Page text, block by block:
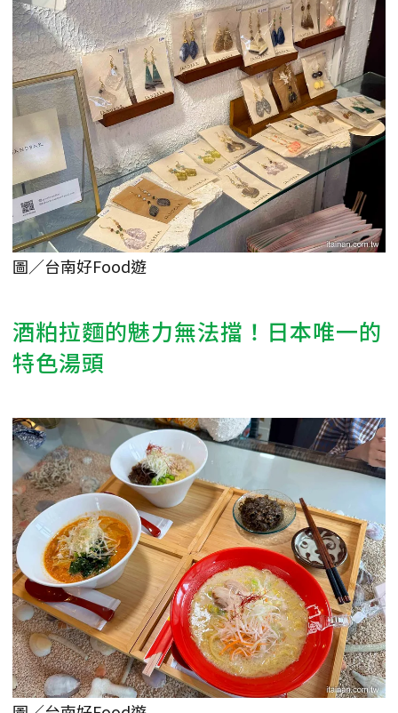
圖／台南好Food遊
酒粕拉麵的魅力無法擋！日本唯一的
特色湯頭